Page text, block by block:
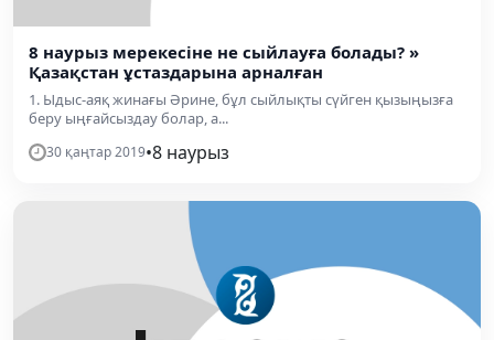
8 наурыз мерекесіне не сыйлауға болады? »
Қазақстан ұстаздарына арналған
1. Ыдыс-аяқ жинағы Әрине, бұл сыйлықты сүйген қызыңызға
беру ыңғайсыздау болар, а...
30 қаңтар 2019•8 наурыз